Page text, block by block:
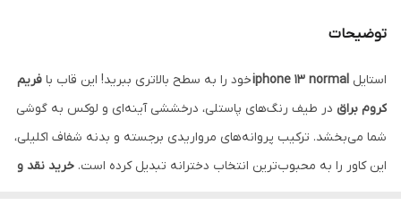
توضیحات
استایل iphone 13 normalخود را به سطح بالاتری ببرید! این قاب با فریم
کروم براق در طیف رنگ‌های پاستلی، درخششی آینه‌ای و لوکس به گوشی
شما می‌بخشد. ترکیب پروانه‌های مرواریدی برجسته و بدنه شفاف اکلیلی،
این کاور را به محبوب‌ترین انتخاب دخترانه تبدیل کرده است. خرید نقد و